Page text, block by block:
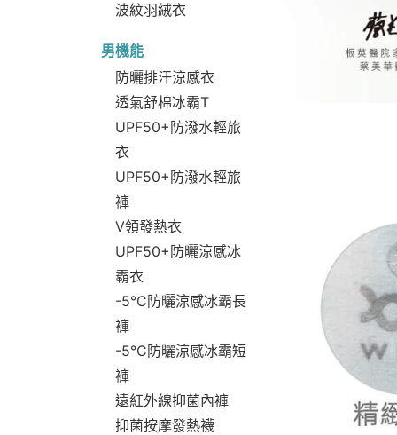
波紋羽絨衣
男機能
防曬排汗涼感衣
透氣舒棉冰霸T
UPF50+防潑水輕旅
衣
UPF50+防潑水輕旅
褲
V領發熱衣
UPF50+防曬涼感冰
霸衣
-5°C防曬涼感冰霸長
褲
-5°C防曬涼感冰霸短
褲
遠紅外線抑菌內褲
抑菌按摩發熱襪